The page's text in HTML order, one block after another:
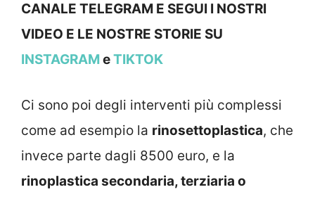
CANALE TELEGRAM E SEGUI I NOSTRI
VIDEO E LE NOSTRE STORIE SU
INSTAGRAMeTIKTOK
Ci sono poi degli interventi più complessi
come ad esempio la rinosettoplastica, che
invece parte dagli 8500 euro, e la
rinoplastica secondaria, terziaria o